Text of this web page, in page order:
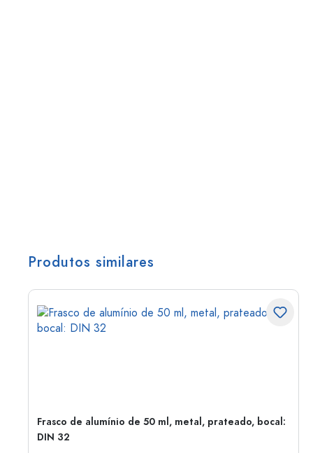
Produtos similares
Frasco de alumínio de 50 ml, metal, prateado, bocal:
DIN 32